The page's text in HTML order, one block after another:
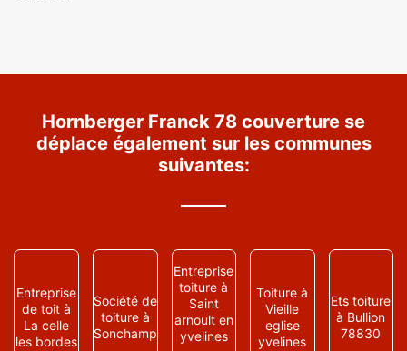
Hornberger Franck 78 couverture se
déplace également sur les communes
suivantes:
Entreprise
de toit à
La celle
les bordes
Société de
toiture à
Sonchamp
Entreprise
toiture à
Saint
arnoult en
yvelines
Toiture à
Vieille
eglise
yvelines
Ets toiture
à Bullion
78830